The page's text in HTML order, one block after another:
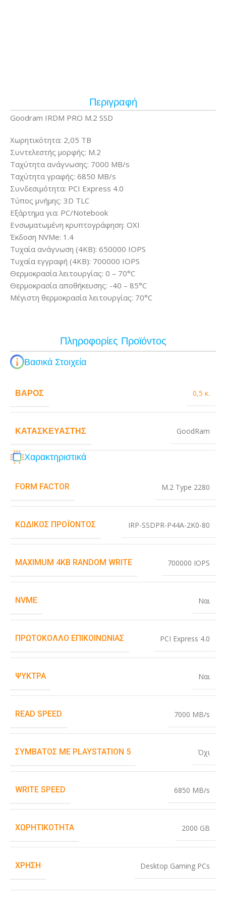
Περιγραφή
Goodram IRDM PRO M.2 SSD
Χωρητικότητα: 2,05 TB
Συντελεστής μορφής: M.2
Ταχύτητα ανάγνωσης: 7000 MB/s
Ταχύτητα γραφής: 6850 MB/s
Συνδεσιμότητα: PCI Express 4.0
Τύπος μνήμης: 3D TLC
Εξάρτημα για: PC/Notebook
Ενσωματωμένη κρυπτογράφηση: OXI
Έκδοση NVMe: 1.4
Τυχαία ανάγνωση (4KB): 650000 IOPS
Τυχαία εγγραφή (4KB): 700000 IOPS
Θερμοκρασία λειτουργίας: 0 – 70°C
Θερμοκρασία αποθήκευσης: -40 – 85°C
Μέγιστη θερμοκρασία λειτουργίας: 70°C
Πληροφορίες Προϊόντος
Βασικά Στοιχεία
ΒΆΡΟΣ 0,5 κ.
ΚΑΤΑΣΚΕΥΑΣΤΉΣ GoodRam
Χαρακτηριστικά
FORM FACTOR M.2 Type 2280
ΚΩΔΙΚΌΣ ΠΡΟΪΌΝΤΟΣ IRP-SSDPR-P44A-2K0-80
MAXIMUM 4KB RANDOM WRITE 700000 IOPS
NVME Ναι
ΠΡΩΤΌΚΟΛΛΟ ΕΠΙΚΟΙΝΩΝΊΑΣ PCI Express 4.0
ΨΎΚΤΡΑ Ναι
READ SPEED 7000 MB/s
ΣΥΜΒΑΤΌΣ ΜΕ PLAYSTATION 5 Όχι
WRITE SPEED 6850 MB/s
ΧΩΡΗΤΙΚΌΤΗΤΑ 2000 GB
ΧΡΉΣΗ Desktop Gaming PCs